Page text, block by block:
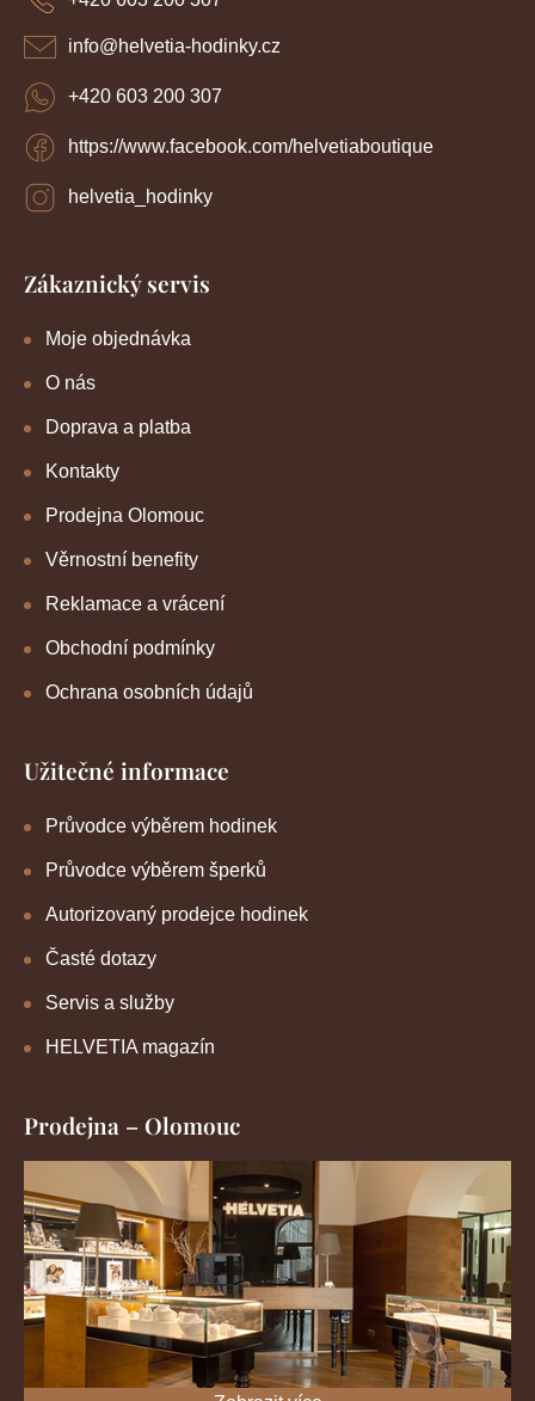
info@helvetia-hodinky.cz
https://www.facebook.com/helvetiaboutique
helvetia_hodinky
+420 603 200 307
Zákaznický servis
Moje objednávka
O nás
Doprava a platba
Kontakty
Prodejna Olomouc
Věrnostní benefity
Reklamace a vrácení
Obchodní podmínky
Ochrana osobních údajů
Užitečné informace
Průvodce výběrem hodinek
Průvodce výběrem šperků
Autorizovaný prodejce hodinek
Časté dotazy
Servis a služby
HELVETIA magazín
Prodejna – Olomouc